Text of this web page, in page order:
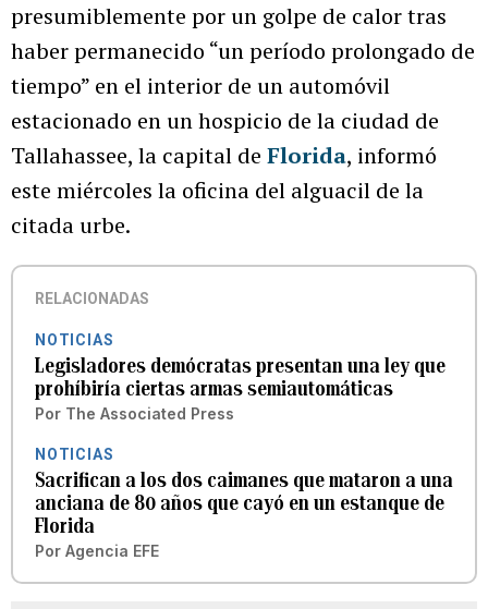
presumiblemente por un golpe de calor tras
haber permanecido “un período prolongado de
tiempo” en el interior de un automóvil
estacionado en un hospicio de la ciudad de
Tallahassee, la capital de Florida, informó
este miércoles la oficina del alguacil de la
citada urbe.
RELACIONADAS
NOTICIAS
Legisladores demócratas presentan una ley que
prohíbiría ciertas armas semiautomáticas
Por The Associated Press
NOTICIAS
Sacrifican a los dos caimanes que mataron a una
anciana de 80 años que cayó en un estanque de
Florida
Por Agencia EFE